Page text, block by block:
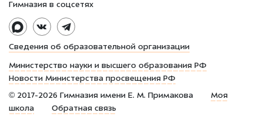
Сведения об образовательной организации
Министерство науки и высшего образования РФ
Новости Министерства просвещения РФ
© 2017-2026 Гимназия имени Е. М. Примакова
Моя
школа
Обратная связь
Гимназия в соцсетях